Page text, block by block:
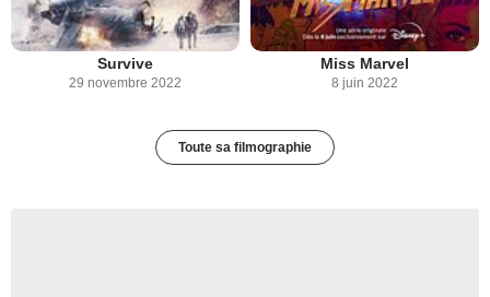
Survive
29 novembre 2022
Miss Marvel
8 juin 2022
Toute sa filmographie